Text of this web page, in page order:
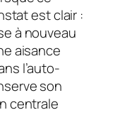
est clair :
à nouveau
aisance
l’auto-
son
centrale